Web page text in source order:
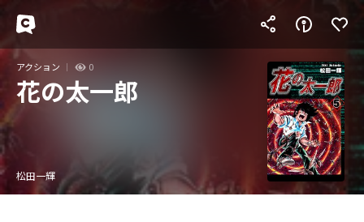
アクション 0
花の太一郎
松田一輝